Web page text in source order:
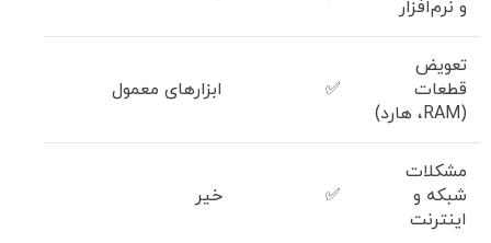
و نرم‌افزار
تعویض
قطعات
(RAM، هارد)
✅ ابزارهای معمول
مشکلات
شبکه و
اینترنت
✅ خیر